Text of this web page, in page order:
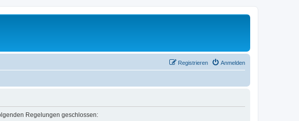
Anmelden
Registrieren
Regelungen geschlossen: